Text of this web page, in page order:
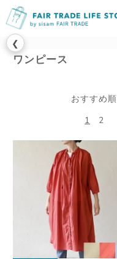
❮
ワンピース
おすすめ順
1
2